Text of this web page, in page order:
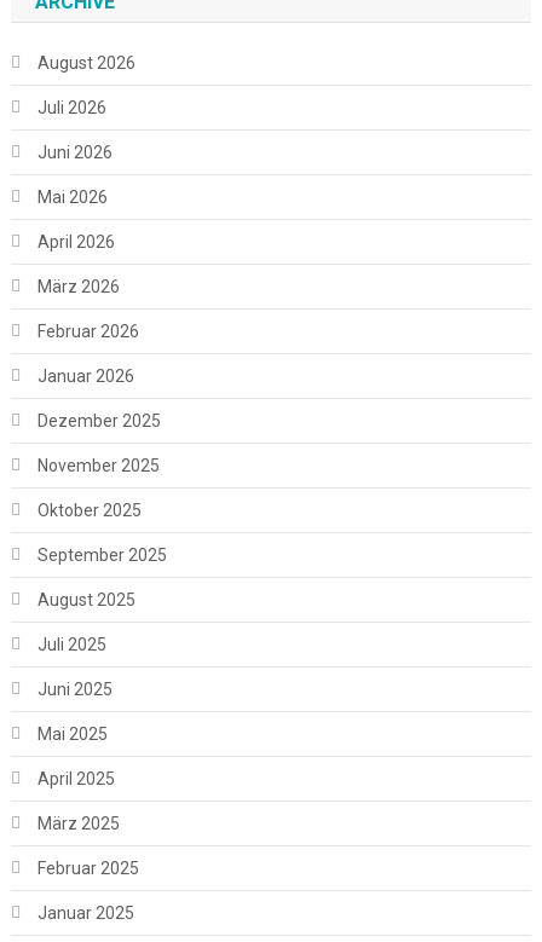
August 2026
Juli 2026
Juni 2026
Mai 2026
April 2026
März 2026
Februar 2026
Januar 2026
Dezember 2025
November 2025
Oktober 2025
September 2025
August 2025
Juli 2025
Juni 2025
Mai 2025
April 2025
März 2025
Februar 2025
Januar 2025